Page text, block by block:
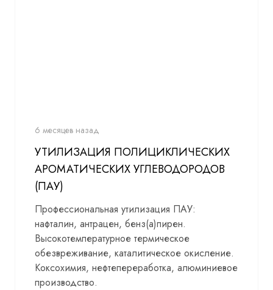
6 месяцев назад
УТИЛИЗАЦИЯ ПОЛИЦИКЛИЧЕСКИХ
АРОМАТИЧЕСКИХ УГЛЕВОДОРОДОВ
(ПАУ)
Профессиональная утилизация ПАУ:
нафталин, антрацен, бенз(а)пирен.
Высокотемпературное термическое
обезвреживание, каталитическое окисление.
Коксохимия, нефтепереработка, алюминиевое
производство.